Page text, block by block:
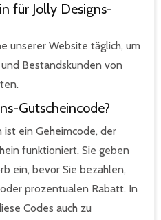
für Jolly Designs-
unserer Website täglich, um
Bestandskunden von
Gutscheincode?
ist ein Geheimcode, der
funktioniert. Sie geben
ein, bevor Sie bezahlen,
prozentualen Rabatt. In
Codes auch zu